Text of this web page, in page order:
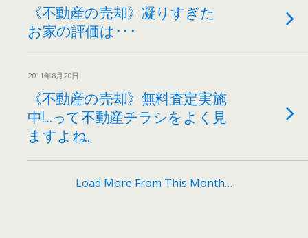
《不動産の売却》凝りすぎた
お家の評価は･･･
2011年8月20日
《不動産の売却》無料査定実施
中!…って不動産チラシをよく見
ますよね。
Load More From This Month…